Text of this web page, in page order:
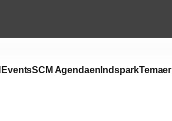
EventsSCM Agendaen IndsparkTemaer